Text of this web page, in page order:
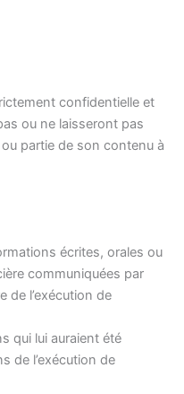
confidentielle et
ou ne laisseront pas
partie de son contenu à
écrites, orales ou
communiquées par
de l’exécution de
qui lui auraient été
de l’exécution de